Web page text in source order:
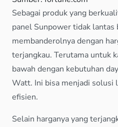
Sebagai produk yang
panel Sunpower tidak lantas
membanderolnya dengan
terjangkau. Terutama untuk
bawah dengan kebutuhan
Watt. Ini bisa menjadi solusi
efisien.
Selain harganya yang